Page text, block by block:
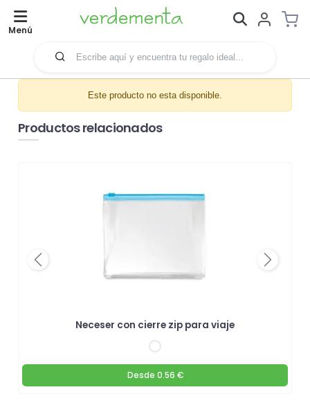
Menú
Este producto no esta disponible.
Productos relacionados
Neceser con cierre zip para viaje
Desde 0.56 €
Previous Next